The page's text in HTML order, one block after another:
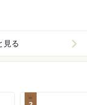
見る